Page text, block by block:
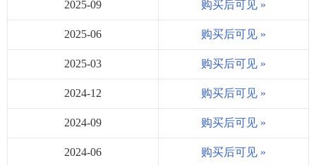
2025-09 购买后可见 »
2025-06 购买后可见 »
2025-03 购买后可见 »
2024-12 购买后可见 »
2024-09 购买后可见 »
2024-06 购买后可见 »